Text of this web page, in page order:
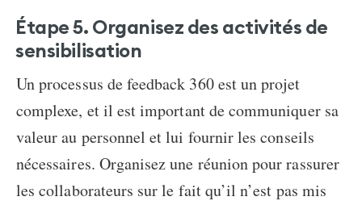
Étape 5. Organisez des activités de
sensibilisation
Un processus de feedback 360 est un projet
complexe, et il est important de communiquer sa
valeur au personnel et lui fournir les conseils
nécessaires. Organisez une réunion pour rassurer
les collaborateurs sur le fait qu’il n’est pas mis